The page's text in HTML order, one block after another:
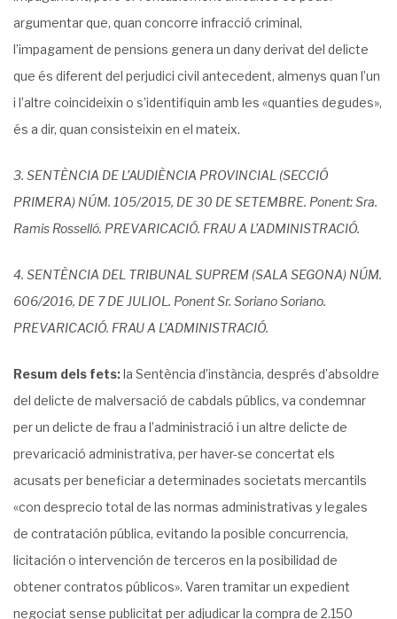
argumentar que, quan concorre infracció criminal,
l’impagament de pensions genera un dany derivat del delicte
que és diferent del perjudici civil antecedent, almenys quan l’un
i l’altre coincideixin o s’identifiquin amb les «quanties degudes»,
és a dir, quan consisteixin en el mateix.
3. SENTÈNCIA DE L’AUDIÈNCIA PROVINCIAL (SECCIÓ
PRIMERA) NÚM. 105/2015, DE 30 DE SETEMBRE. Ponent: Sra.
Ramis Rosselló. PREVARICACIÓ. FRAU A L’ADMINISTRACIÓ.
4. SENTÈNCIA DEL TRIBUNAL SUPREM (SALA SEGONA) NÚM.
606/2016, DE 7 DE JULIOL. Ponent Sr. Soriano Soriano.
PREVARICACIÓ. FRAU A L’ADMINISTRACIÓ.
Resum dels fets:la Sentència d’instància, després d’absoldre
del delicte de malversació de cabdals públics, va condemnar
per un delicte de frau a l’administració i un altre delicte de
prevaricació administrativa, per haver-se concertat els
acusats per beneficiar a determinades societats mercantils
«con desprecio total de las normas administrativas y legales
de contratación pública, evitando la posible concurrencia,
licitación o intervención de terceros en la posibilidad de
obtener contratos públicos». Varen tramitar un expedient
negociat sense publicitat per adjudicar la compra de 2.150